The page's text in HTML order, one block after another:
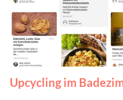
Upcycling im